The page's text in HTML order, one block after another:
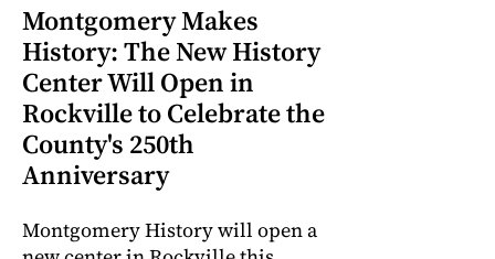
Montgomery Makes
History: The New History
Center Will Open in
Rockville to Celebrate the
County's 250th
Anniversary
Montgomery History will open a